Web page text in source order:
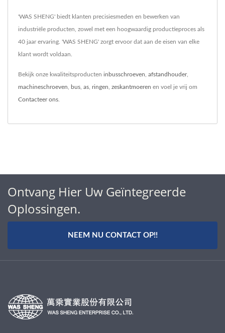
'WAS SHENG' biedt klanten precisiesmeden en bewerken van
industriële producten, zowel met een hoogwaardig productieproces als
40 jaar ervaring. 'WAS SHENG' zorgt ervoor dat aan de eisen van elke
klant wordt voldaan.
Bekijk onze kwaliteitsproducten inbusschroeven afstandhouder,
machineschroeven bus as ringen zeskantmoeren en voel je vrij om
Contacteer ons
Ontvang Hier Uw Geïntegreerde
Oplossingen.
NEEM NU CONTACT OP!!